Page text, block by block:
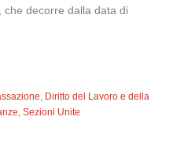
decorre dalla data di
Diritto del Lavoro e della
,Sezioni Unite